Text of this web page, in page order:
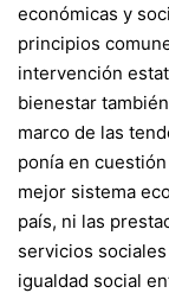
económicas y
principios
intervención
bienestar
marco de las
ponía en
mejor sistema
país, ni las
servicios
igualdad social